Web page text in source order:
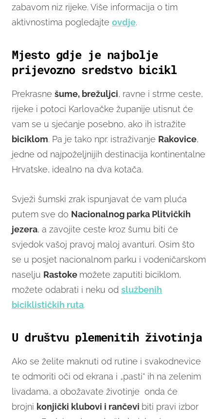
zabavom niz rijeke. Više informacija o tim
aktivnostima pogledajte ovdje.
Mjesto gdje je najbolje
prijevozno sredstvo bicikl
Prekrasne šume, brežuljci, ravne i strme ceste,
rijeke i potoci Karlovačke županije utisnut će
vam se u sjećanje posebno, ako ih istražite
biciklom. Pa je tako npr. istraživanje Rakovice,
jedne od najpoželjnijih destinacija kontinentalne
Hrvatske, idealno na dva kotača.
Svježi šumski zrak ispunjavat će vam pluća
putem sve do Nacionalnog parka Plitvičkih
jezera, a zavojite ceste kroz šumu biti će
svjedok vašoj pravoj maloj avanturi. Osim što
se u posjet nacionalnom parku i vodeničarskom
naselju Rastoke možete zaputiti biciklom,
možete odabrati i neku od službenih
biciklističkih ruta.
U društvu plemenitih životinja
Ako se želite maknuti od rutine i svakodnevice
te odmoriti oči od ekrana i „pasti“ ih na zelenim
livadama, a obožavate životinje onda će
brojni konjički klubovi i rančevi biti pravi izbor